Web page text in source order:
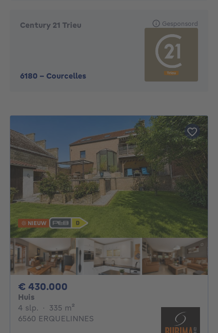
Century 21 Trieu
6180 - Courcelles
Gesponsord
NIEUW
€ 430.000
Huis
4 slp. 4 slaapkamers
· 335 m²
6560 ERQUELINNES